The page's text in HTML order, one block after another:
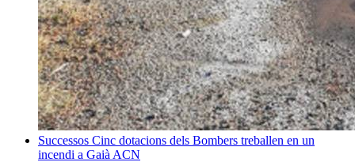
Successos Cinc dotacions dels Bombers treballen en un
incendi a Gaià ACN